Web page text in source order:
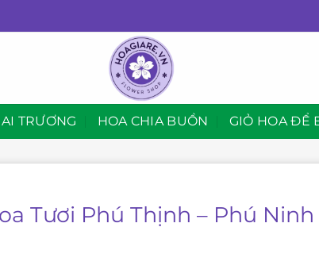
TRƯƠNG HOA CHIA BUỒN GIỎ HOA ĐỂ
Tươi Phú Thịnh – Phú Ninh